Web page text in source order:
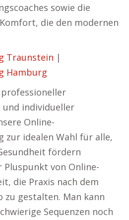
sowie die
die den modernen
Traunstein |
Hamburg
und individueller
Online-
zur idealen Wahl für alle,
fördern
Pluspunkt von Online-
die Praxis nach dem
zu gestalten. Man kann
Sequenzen noch